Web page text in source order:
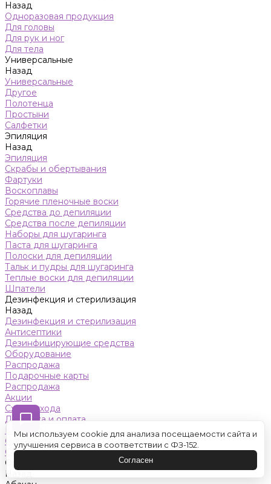
Назад
Одноразовая продукция
Для головы
Для рук и ног
Для тела
Универсальные
Назад
Универсальные
Другое
Полотенца
Простыни
Салфетки
Эпиляция
Назад
Эпиляция
Скрабы и обертывания
Фартуки
Воскоплавы
Горячие пленочные воски
Средства до депиляции
Средства после депиляции
Наборы для шугаринга
Паста для шугаринга
Полоски для депиляции
Тальк и пудры для шугаринга
Теплые воски для депиляции
Шпатели
Дезинфекция и стерилизация
Назад
Дезинфекция и стерилизация
Антисептики
Дезинфицирующие средства
Оборудование
Распродажа
Подарочные карты
Распродажа
Акции
Схемы ухода
Доставка и оплата
Контакты
Обучение
Салон красоты
Оренбург
Назад
Мы используем cookie для анализа посещаемости сайта и
улучшения сервиса в соответствии с ФЗ-152.
Согласен